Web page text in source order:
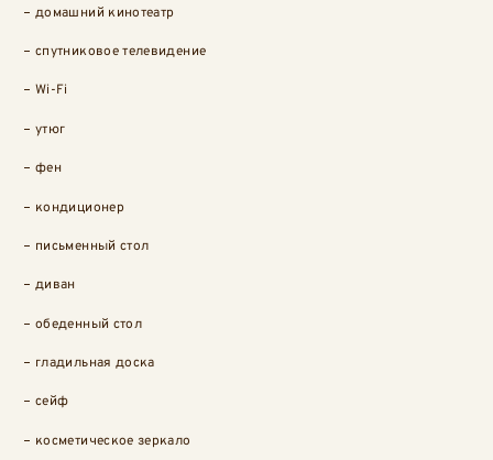
домашний кинотеатр
спутниковое телевидение
Wi-Fi
утюг
фен
кондиционер
письменный стол
диван
обеденный стол
гладильная доска
сейф
косметическое зеркало